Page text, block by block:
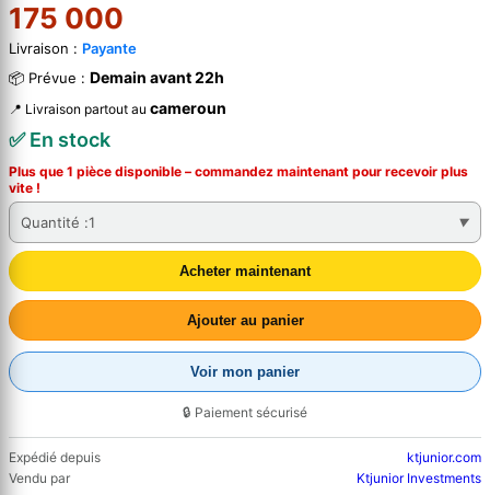
175 000
Livraison : Payante
📦 Prévue : Demain avant 22h
📍 Livraison partout au cameroun
✅ En stock
Plus que 1 pièce disponible – commandez maintenant pour recevoir plus
vite !
Quantité :1
Acheter maintenant
Ajouter au panier
Voir mon panier
🔒 Paiement sécurisé
Expédié depuis
ktjunior.com
Vendu par
Ktjunior Investments